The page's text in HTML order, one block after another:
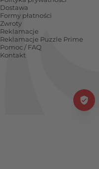
Dostawa
Formy płatności
Zwroty
Reklamacje
Reklamacje Puzzle Prime
Pomoc / FAQ
Kontakt